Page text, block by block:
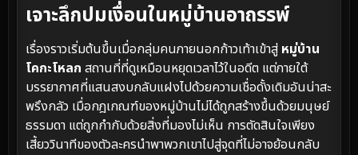
เจาะลึกปมเงื่อนในหมู่บ้านอาถรรพ์
เรื่องราวเริ่มต้นขึ้นเมื่อกลุ่มคนภายนอกก้าวเท้าเข้าสู่ หมู่บ้าน
โคกะโหลก สถานที่ที่ดูเหมือนหยุดเวลาไว้ในอดีต แต่ภายใต้
บรรยากาศที่แสนสงบกลับแฝงไปด้วยความเชื่อดั้งเดิมอันน่าสะ
พรึงกลัว เมื่อกฎเกณฑ์ของหมู่บ้านไม่ได้ถูกสร้างขึ้นด้วยมนุษย์
ธรรมดา แต่ถูกกำกับด้วยสิ่งที่มองไม่เห็น การตัดสินใจเพียง
เสี้ยววินาทีของตัวละครนำพาพวกเขาไปสู่จุดที่ไม่อาจย้อนกลับ